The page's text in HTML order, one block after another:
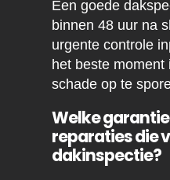
Een goede
binnen 48 uur na
urgente controle
het beste moment
schade op te
Welke
reparaties die
dakinspectie?